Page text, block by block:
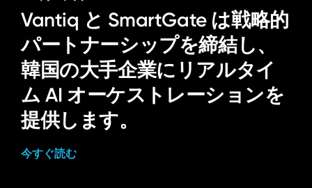
Vantiq と SmartGate は戦略的
パートナーシップを締結し、
韓国の大手企業にリアルタイ
ム AI オーケストレーションを
提供します。
今すぐ読む